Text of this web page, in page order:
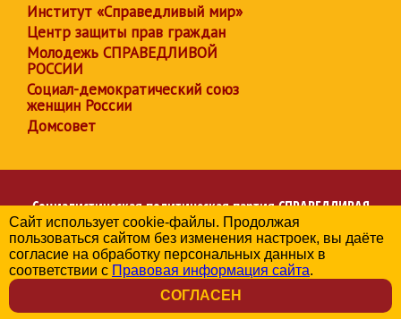
Институт «Справедливый мир»
Центр защиты прав граждан
Молодежь СПРАВЕДЛИВОЙ
РОССИИ
Социал-демократический союз
женщин России
Домсовет
Социалистическая политическая партияСПРАВЕДЛИВАЯ
РОССИЯ
Региональное отделение партии в Алтайском крае
© 2006-2026
Политика в отношении обработки персональных данных
Сайт использует cookie-файлы. Продолжая
пользоваться сайтом без изменения настроек, вы даёте
согласие на обработку персональных данных в
соответствии с Правовая информация сайта.
СОГЛАСЕН